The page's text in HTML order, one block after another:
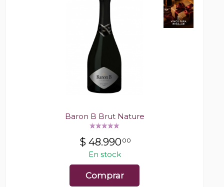
Baron B Brut Nature
$ 48.99000
En stock
Comprar